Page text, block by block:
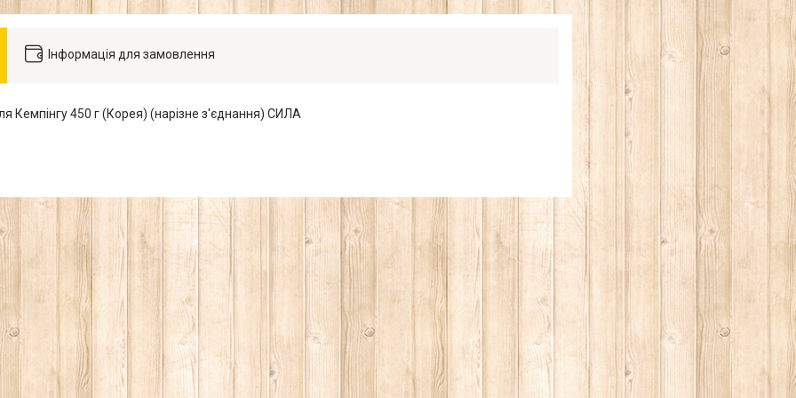
Інформація для замовлення
Кемпінгу 450 г (Корея) (нарізне з'єднання) СИЛА